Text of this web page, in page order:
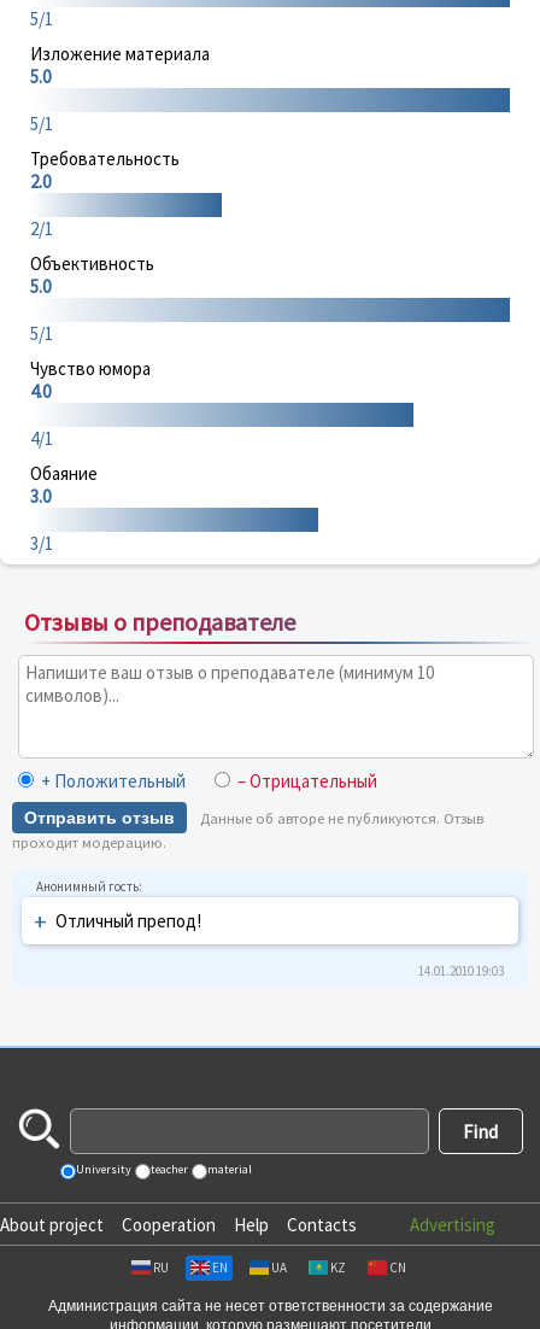
5/1
Изложение материала
5.0
5/1
Требовательность
2.0
2/1
Объективность
5.0
5/1
Чувство юмора
4.0
4/1
Обаяние
3.0
3/1
Отзывы о преподавателе
+ Положительный – Отрицательный
Отправить отзыв
Данные об авторе не публикуются. Отзыв
проходит модерацию.
+ Отличный препод!
14.01.2010 19:03
University teacher material
About project Cooperation Help Contacts Advertising
RU EN UA KZ CN
Администрация сайта не несет ответственности за содержание